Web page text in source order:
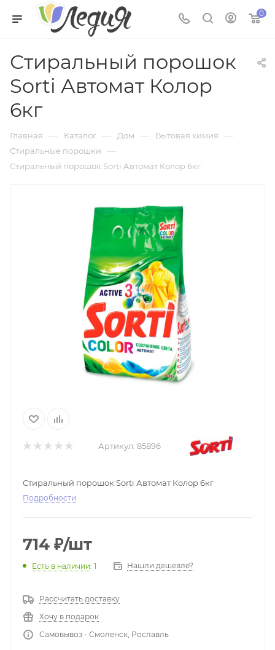
0
Стиральный порошок
Sorti Автомат Колор
6кг
Главная — Каталог — Дом — Бытовая химия —
Стиральные порошки —
Стиральный порошок Sorti Автомат Колор 6кг
Артикул: 85896
Стиральный порошок Sorti Автомат Колор 6кг
Подробности
714 ₽/шт
Есть в наличии: 1 Нашли дешевле?
Рассчитать доставку
Хочу в подарок
Самовывоз - Смоленск, Рославль